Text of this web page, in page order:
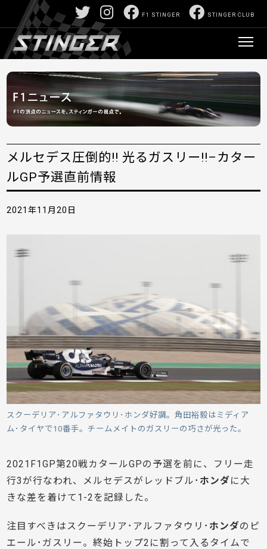
STINGER CLUB
F1 STINGER
メルセデス圧倒的!! 光るガスリー!!–カター
ルGP予選直前情報
2021年11月20日
スクーデリア･アルファタウリ･ホンダ好調。角田裕毅はミディア
ム･タイヤで10番手。チームメイトのガスリーの巧さが光った。
2021F1GP第20戦カタールGPの予選を前に、フリー走
行3が行なわれ、メルセデスがレッドブル･ ホンダに大
きな差を着けて1-2を記録した。
注目すべきはスクーデリア･アルファタウリ･ ホンダのピ
エール･ガスリー。終始トップ2に割って入るタイムで